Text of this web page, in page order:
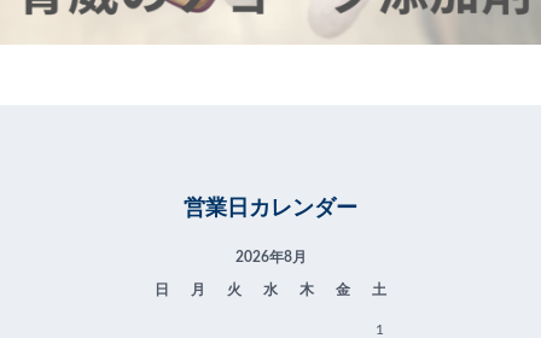
営業日カレンダー
2026年8月
日 月 火 水 木 金 土
1